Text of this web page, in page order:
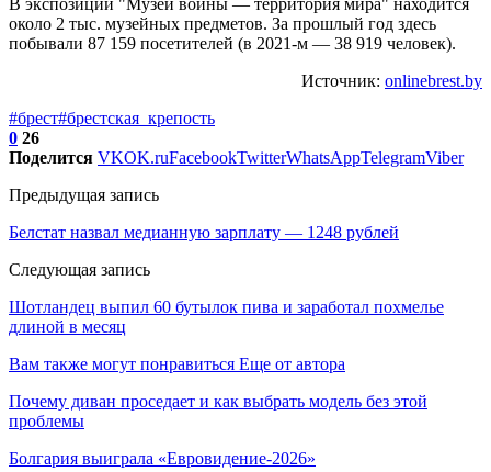
около 2 тыс. музейных предметов. За прошлый год здесь
побывали 87 159 посетителей (в 2021-м — 38 919 человек).
Источник: onlinebrest.by
#брест#брестская_крепость
0 26
Поделится VKOK.ruFacebookTwitterWhatsAppTelegramViber
Предыдущая запись
Белстат назвал медианную зарплату — 1248 рублей
Следующая запись
Шотландец выпил 60 бутылок пива и заработал похмелье
длиной в месяц
Вам также могут понравиться Еще от автора
Почему диван проседает и как выбрать модель без этой
проблемы
Болгария выиграла «Евровидение-2026»